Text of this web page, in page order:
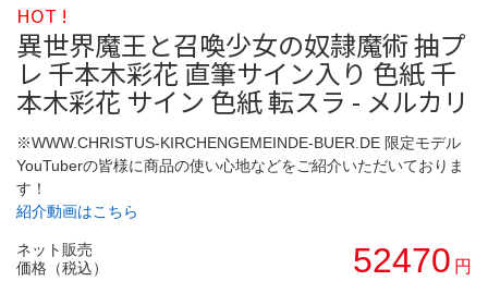
HOT !
異世界魔王と召喚少女の奴隷魔術 抽プ
レ 千本木彩花 直筆サイン入り 色紙 千
本木彩花 サイン 色紙 転スラ - メルカリ
※WWW.CHRISTUS-KIRCHENGEMEINDE-BUER.DE 限定モデル
YouTuberの皆様に商品の使い心地などをご紹介いただいておりま
す！
紹介動画はこちら
ネット販売
価格（税込）
52470 円